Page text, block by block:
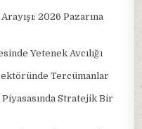
2026 Pazarına
Yetenek Avcılığı
Tercümanlar
Stratejik Bir